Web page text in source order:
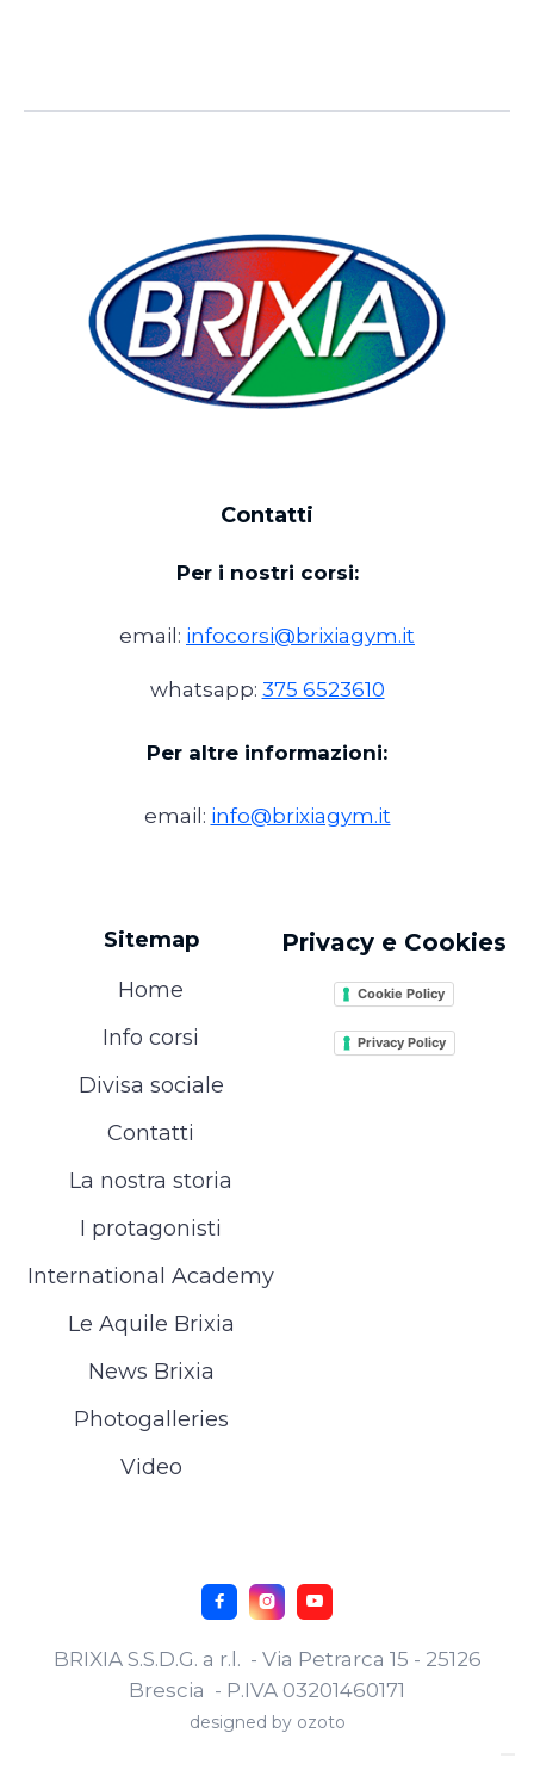
Contatti
Per i nostri corsi:
email: infocorsi@brixiagym.it
whatsapp: 375 6523610
Per altre informazioni:
email: info@brixiagym.it
Sitemap
Home
Info corsi
Divisa sociale
Contatti
La nostra storia
I protagonisti
International Academy
Le Aquile Brixia
News Brixia
Photogalleries
Video
Privacy e Cookies
Cookie Policy
Privacy Policy
BRIXIA S.S.D.G. a r.l. - Via Petrarca 15 - 25126
Brescia - P.IVA 03201460171
designed by ozoto
  